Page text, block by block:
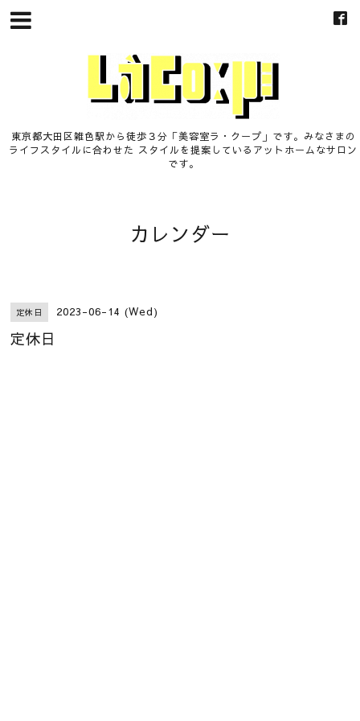
東京都大田区雑色駅から徒歩３分「美容室ラ・クープ」です。みなさまの
ライフスタイルに合わせた スタイルを提案しているアットホームなサロン
です。
カレンダー
定休日 2023-06-14 (Wed)
定休日